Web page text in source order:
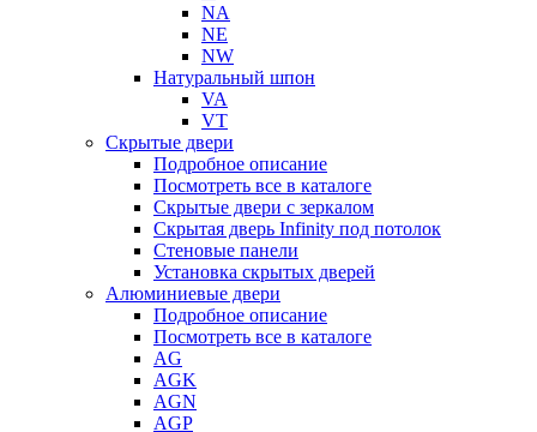
NA
NE
NW
Натуральный шпон
VA
VT
Скрытые двери
Подробное описание
Посмотреть все в каталоге
Скрытые двери с зеркалом
Скрытая дверь Infinity под потолок
Стеновые панели
Установка скрытых дверей
Алюминиевые двери
Подробное описание
Посмотреть все в каталоге
AG
AGK
AGN
AGP